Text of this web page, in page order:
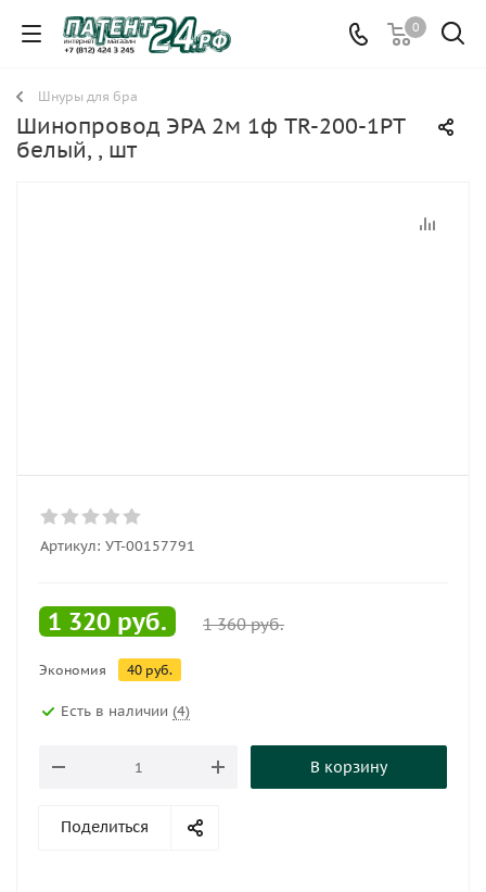
0
Шнуры для бра
Шинопровод ЭРА 2м 1ф TR-200-1PT
белый, , шт
Артикул: УТ-00157791
1 320 руб. 1 360руб.
Экономия 40 руб.
Есть в наличии (4)
В корзину
Поделиться